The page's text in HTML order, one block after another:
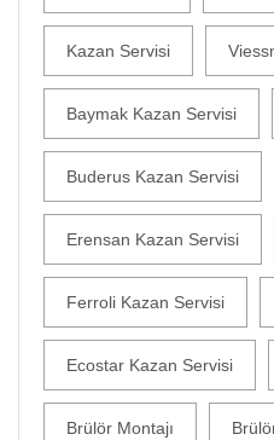
Kazan Servisi
Baymak Kazan Servisi
Buderus Kazan Servisi
Erensan Kazan Servisi
Ferroli Kazan Servisi
Ecostar Kazan Servisi
Brülör Montajı